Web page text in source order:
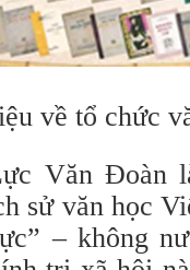
về tổ chức
Văn Đoàn
sử văn học
– không